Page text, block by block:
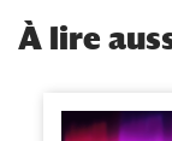
À lire